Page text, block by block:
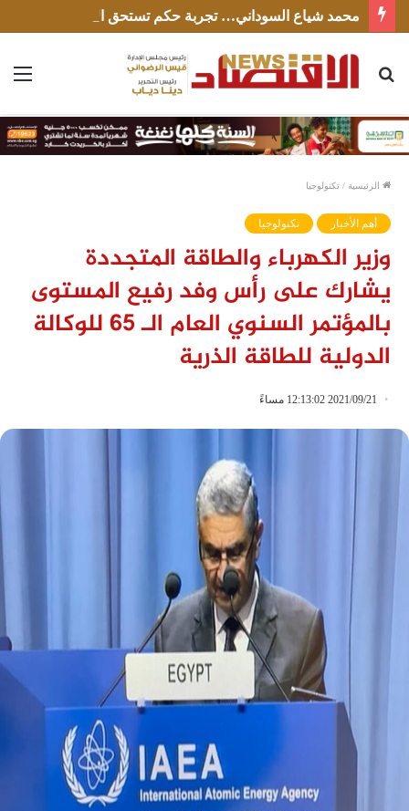
محمد شياع السوداني… تجربة حكم تستحق الإنصاف
الرئيسية / تكنولوجيا
أهم الأخبار تكنولوجيا
وزير الكهرباء والطاقة المتجددة
يشارك على رأس وفد رفيع المستوى
بالمؤتمر السنوي العام الـ 65 للوكالة
الدولية للطاقة الذرية
2021/09/21 12:13:02 مساءً